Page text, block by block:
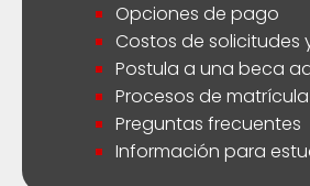
Opciones de pago
Costos de solicitudes
Postula a una beca
Procesos de matrícula
Preguntas frecuentes
Información para